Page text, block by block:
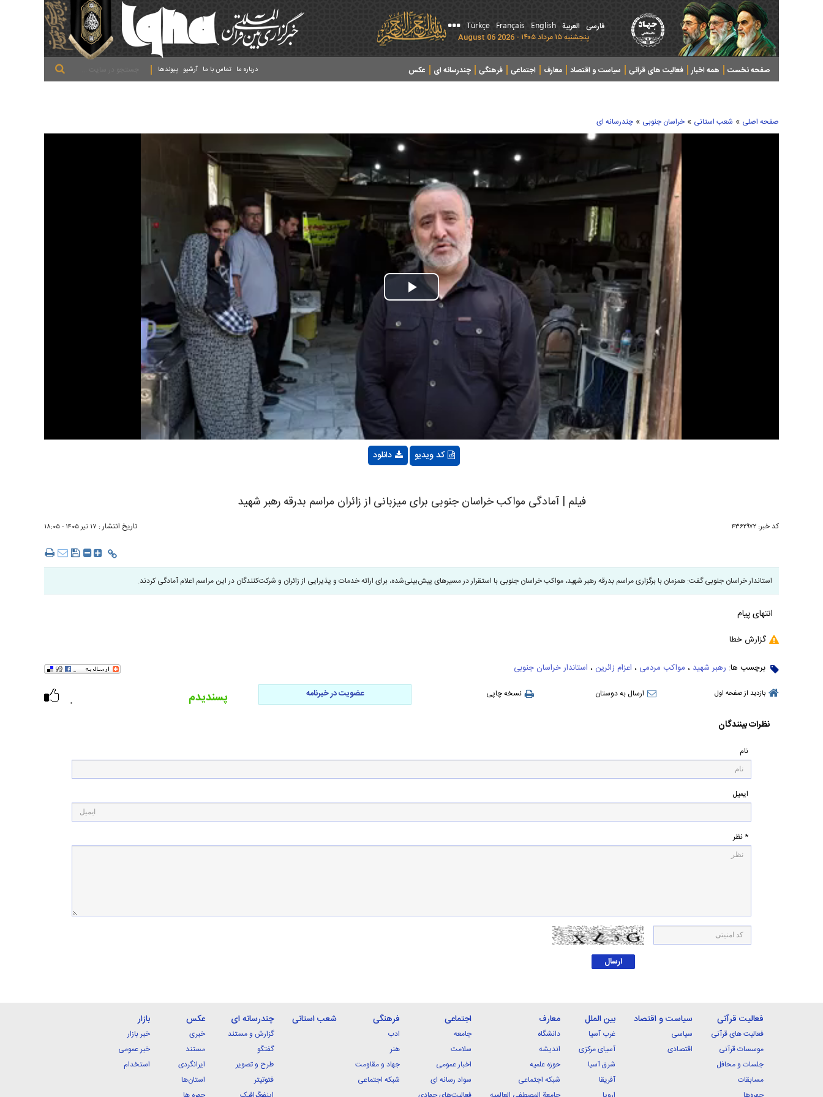
فارسی العربیة English
Français
Türkçe
پنجشنبه ۱۵ مرداد ۱۴۰۵ - 2026 August 06
صفحه نخست همه اخبار فعالیت های قرآنی سیاست و اقتصاد معارف اجتماعی فرهنگی چندرسانه ای عکس پیوندها آرشیو تماس با ما درباره ما
صفحه اصلی » شعب استانی » خراسان جنوبی » چندرسانه ای
Play
Video
کد ویدیو دانلود
فیلم | آمادگی مواکب خراسان جنوبی برای میزبانی از زائران مراسم بدرقه رهبر شهید
کد خبر: ۴۳۶۲۹۷۲ تاریخ انتشار : ۱۷ تير ۱۴۰۵ - ۱۸:۰۵
استاندار خراسان جنوبی گفت: همزمان با برگزاری مراسم بدرقه رهبر شهید، مواکب خراسان جنوبی با استقرار در مسیرهای پیش‌بینی‌شده، برای ارائه خدمات و پذیرایی از زائران و شرکت‌کنندگان در این مراسم اعلام آمادگی کردند.
انتهای پیام
گزارش خطا
برچسب ها: رهبر شهید ، مواکب مردمی ، اعزام زائرین ، استاندار خراسان جنوبی
بازدید از صفحه اول ارسال به دوستان نسخه چاپی عضویت در خبرنامه
۰ پسندیدم
نظرات بینندگان
نام
ایمیل
* نظر
فعالیت قرآنی
فعالیت های قرآنی
موسسات قرآنی
جلسات و محافل
مسابقات
سیاست و اقتصاد
سیاسی
اقتصادی
بین الملل
غرب آسیا
آسیای مرکزی
شرق آسیا
آفریقا
معارف
دانشگاه
اندیشه
حوزه علمیه
شبکه اجتماعی
اجتماعی
جامعه
سلامت
اخبار عمومی
سواد رسانه ای
فرهنگی
ادب
هنر
جهاد و مقاومت
شبکه اجتماعی
شعب استانی چندرسانه ای
گزارش و مستند
گفتگو
طرح و تصویر
فتوتیتر
عکس
خبری
مستند
ایرانگردی
استان‌ها
بازار
خبر بازار
خبر عمومی
استخدام